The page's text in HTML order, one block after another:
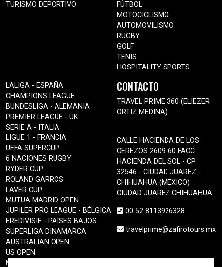
TURISMO DEPORTIVO
FÚTBOL
MOTOCICLISMO
AUTOMOVILISMO
RUGBY
GOLF
TENIS
HOSPITALITY SPORTS
LALIGA - ESPAÑA
CHAMPIONS LEAGUE
BUNDESLIGA - ALEMANIA
PREMIER LEAGUE - UK
SERIE A - ITALIA
LIGUE 1 - FRANCIA
UEFA SUPERCUP
6 NACIONES RUGBY
RYDER CUP
ROLAND GARROS
LAVER CUP
MUTUA MADRID OPEN
JUPILER PRO LEAGUE - BÉLGICA
EREDIVISIE - PAISES BAJOS
SUPERLIGA DINAMARCA
AUSTRALIAN OPEN
US OPEN
MOTOGP
CONTACTO
TRAVEL PRIME 360 (ELIEZER
ORTIZ MEDINA)
CALLE HACIENDA DE LOS
CEREZOS 2609-60 FACC
HACIENDA DEL SOL - CP
32546 - CIUDAD JUAREZ -
CHIHUAHUA (MEXICO)
CIUDAD JUAREZ CHIHUAHUA
00 52 8113926328
travelprime@zafirotours.mx